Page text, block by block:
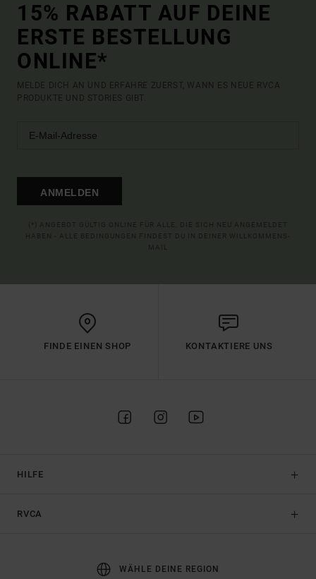
15% RABATT AUF DEINE
ERSTE BESTELLUNG
ONLINE*
MELDE DICH AN UND ERFAHRE ZUERST, WANN ES NEUE RVCA
PRODUKTE UND STORIES GIBT.
ANMELDEN
FINDE EINEN SHOP KONTAKTIERE UNS
HILFE
RVCA
WÄHLE DEINE REGION